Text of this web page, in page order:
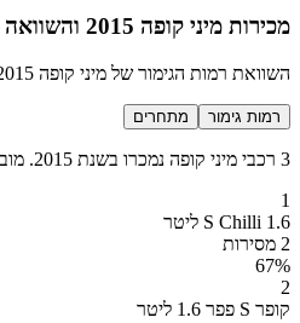
מכירות מיני קופה 2015 והשוואה למתחרים
השוואת רמות הגימור של מיני קופה 2015 לבין המתחרים הבולטים בקטגוריה סופרמיני
רמות גימור מתחרים
3 רכבי מיני קופה נמכרו בשנת 2015. מובילי המכירות הם: S Chilli 1.6 ליטר (2 מכירות), קופר S פפר 1.6 ליטר (1 מכירות).
1
S Chilli 1.6 ליטר
2 מסירות
67%
2
קופר S פפר 1.6 ליטר